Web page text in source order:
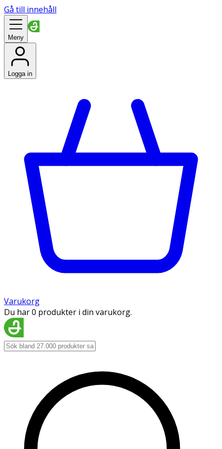
Gå till innehåll
Meny
Logga in
Varukorg
Du har 0 produkter i din varukorg.